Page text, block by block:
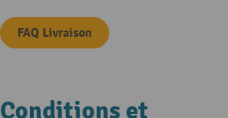
FAQ Livraison
Conditions et